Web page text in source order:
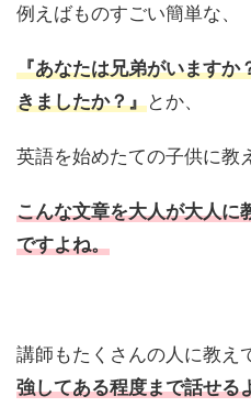
例えばものすごい簡単な、
『あなたは兄弟がいますか
きましたか？』とか、
英語を始めたての子供に教
こんな文章を大人が大人に
ですよね。
講師もたくさんの人に教え
強してある程度まで話せる